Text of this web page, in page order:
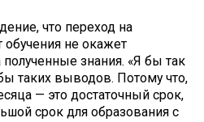
что переход на
не окажет
полученные знания. «Я бы так
таких выводов. Потому что,
— это достаточный срок,
срок для образования с